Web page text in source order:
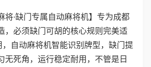
将·缺门专属自动麻将机】专为成都
，必须缺门可胡的核心规则完美适
自动麻将机智能识别牌型，缺门提
无死角，运行稳定耐用，不管是日